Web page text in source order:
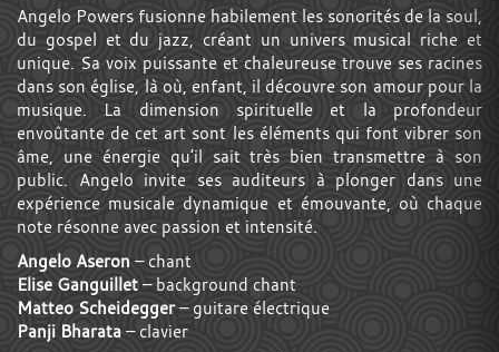
Angelo Powers fusionne habilement les sonorités de la soul,
du gospel et du jazz, créant un univers musical riche et
unique. Sa voix puissante et chaleureuse trouve ses racines
dans son église, là où, enfant, il découvre son amour pour la
musique. La dimension spirituelle et la profondeur
envoûtante de cet art sont les éléments qui font vibrer son
âme, une énergie qu’il sait très bien transmettre à son
public. Angelo invite ses auditeurs à plonger dans une
expérience musicale dynamique et émouvante, où chaque
note résonne avec passion et intensité.
Angelo Aseron – chant
Elise Ganguillet – background chant
Matteo Scheidegger– guitare électrique
Panji Bharata – clavier